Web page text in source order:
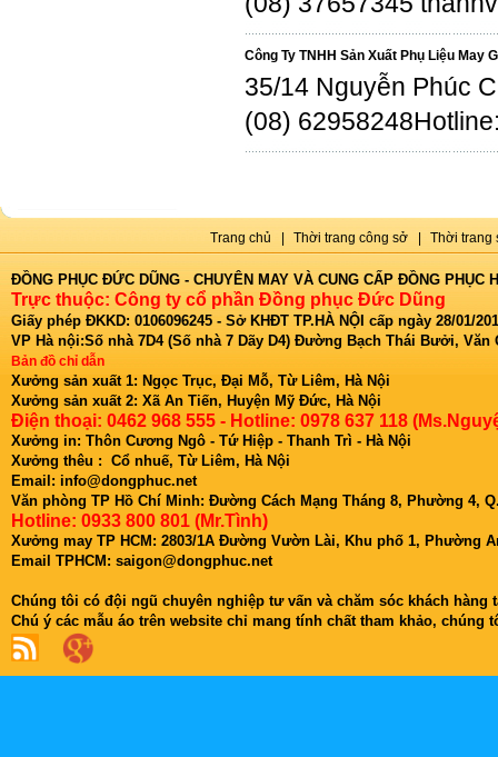
Công Ty TNHH Sản Xuất Phụ Liệu May
35/14 Nguyễn Phúc
(08)
Trang chủ Thời trang công sở Thời trang
ĐỒNG PHỤC ĐỨC DŨNG - CHUYÊN MAY VÀ CUNG CẤP ĐỒNG PHỤC
Trực thuộc: Công ty cổ phần Đồng phục Đức Dũng
Giấy phép ĐKKD: 0106096245 - Sở KHĐT TP.HÀ NỘI cấp ngày 28/01/
VP Hà nội:Số nhà 7D4 (Số nhà 7 Dãy D4) Đường Bạch Thái Bưởi, Văn
Bản đồ chỉ dẫn
Xưởng sản xuất 1: Ngọc Trục, Đại Mỗ, Từ Liêm, Hà Nội
Xưởng sản xuất 2: Xã An Tiến, Huyện Mỹ Đức, Hà Nội
Điện thoại: 0462 968 555 - Hotline: 0978 637 118
Xưởng in: Thôn Cương Ngô - Tứ Hiệp - Thanh Trì - Hà Nội
Xưởng thêu : Cổ nhuế, Từ Liêm, Hà Nội
Email: info@dongphuc.net
Văn phòng TP Hồ Chí Minh: Đường Cách Mạng Tháng 8, Phường 4,
Hotline: 0933 800 801 (Mr.Tình)
Xưởng may TP HCM: 2803/1A Đường Vườn Lài, Khu phố 1, Phường
Email TPHCM: saigon@dongphuc.net
Chúng tôi có đội ngũ chuyên nghiệp tư vấn và chăm sóc khách
Chú ý các mẫu áo trên website chỉ mang tính chất tham khảo, chúng